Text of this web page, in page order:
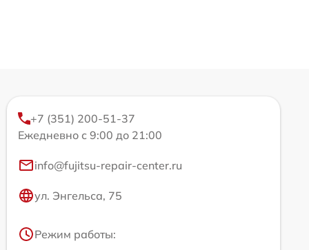
+7 (351) 200-51-37
Ежедневно с 9:00 до 21:00
info@fujitsu-repair-center.ru
ул. Энгельса, 75
Режим работы: